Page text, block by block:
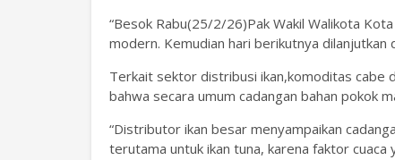
“Besok Rabu(25/2/26)Pak Wakil Walikota
modern. Kemudian hari berikutnya dilanjutkan
Terkait sektor distribusi ikan,komoditas cabe
bahwa secara umum cadangan bahan pokok
“Distributor ikan besar menyampaikan
terutama untuk ikan tuna, karena faktor cuaca